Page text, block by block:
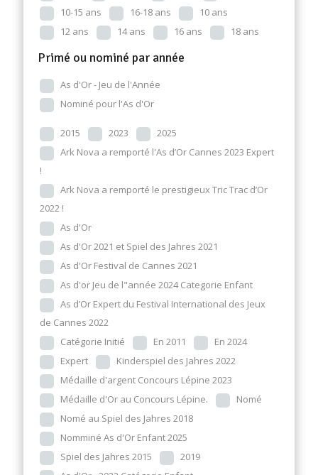
10-15 ans
16-18 ans
10 ans
12 ans
14 ans 16 ans 18 ans
Primé ou nominé par année
As d'Or - Jeu de l'Année
Nominé pour l'As d'Or
2015 2023
2025
Ark Nova a remporté l'As d’Or Cannes 2023 Expert
!
Ark Nova a remporté le prestigieux Tric Trac d’Or
2022 !
As d'Or
As d'Or 2021 et Spiel des Jahres 2021
As d'Or Festival de Cannes 2021
As d'or Jeu de l"année 2024 Categorie Enfant
As d’Or Expert du Festival International des Jeux
de Cannes 2022
Catégorie Initié
En 2011
En 2024
Expert
Kinderspiel des Jahres 2022
Médaille d'argent Concours Lépine 2023
Médaille d'Or au Concours Lépine.
Nomé
Nomé au Spiel des Jahres 2018
Nomminé As d'Or Enfant 2025
Spiel des Jahres 2015
2019